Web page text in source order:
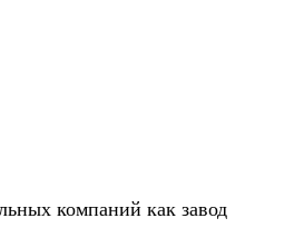
компаний как завод